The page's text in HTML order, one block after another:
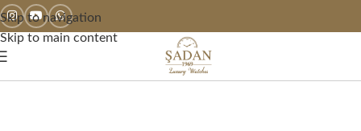
Skip to navigation
Skip to main content
Patek Philippe